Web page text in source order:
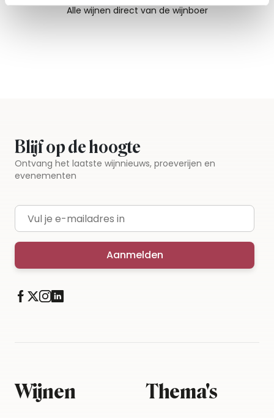
Alle wijnen direct van de wijnboer
Blijf op de hoogte
Ontvang het laatste wijnnieuws, proeverijen en
evenementen
E-mailadres
Aanmelden
Wijnen Thema's